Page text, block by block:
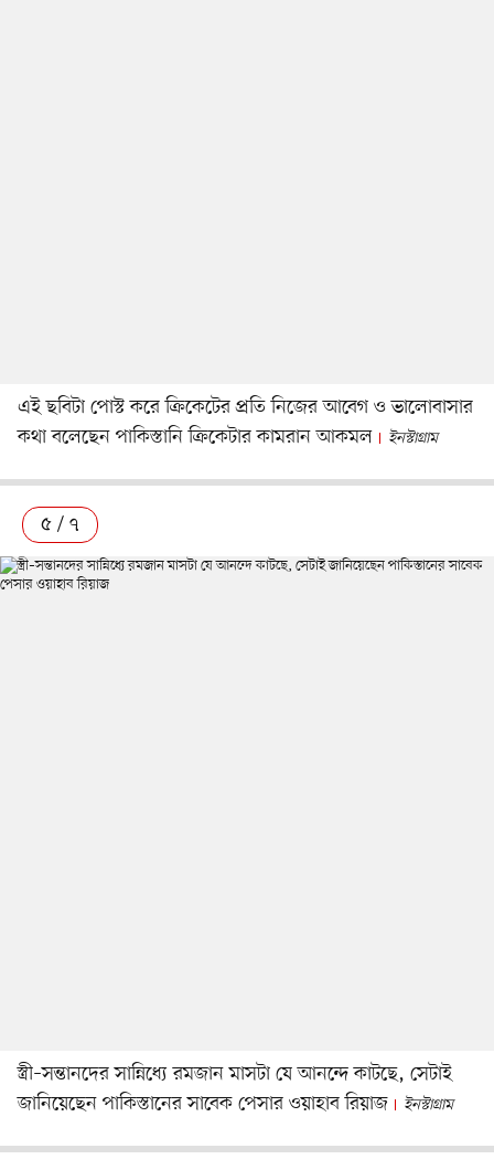
এই ছবিটা পোস্ট করে ক্রিকেটের প্রতি নিজের আবেগ ও ভালোবাসার
কথা বলেছেন পাকিস্তানি ক্রিকেটার কামরান আকমল
ইনস্টাগ্রাম
৫ / ৭
স্ত্রী–সন্তানদের সান্নিধ্যে রমজান মাসটা যে আনন্দে কাটছে, সেটাই
জানিয়েছেন পাকিস্তানের সাবেক পেসার ওয়াহাব রিয়াজ
ইনস্টাগ্রাম